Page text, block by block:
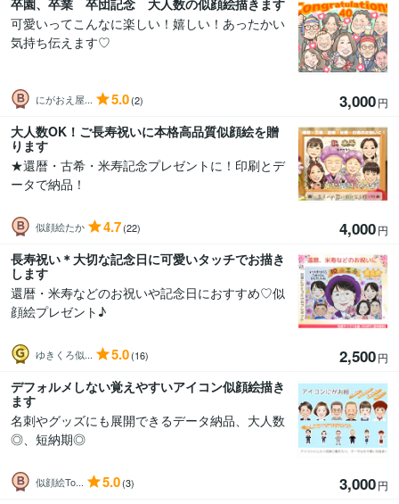
卒園、卒業 卒団記念 大人数の似顔絵描きます
可愛いってこんなに楽しい！嬉しい！あったかい
気持ち伝えます♡
にがおえ屋... 5.0(2) 3,000円
大人数OK！ご長寿祝いに本格高品質似顔絵を贈
ります
★還暦・古希・米寿記念プレゼントに！印刷とデ
ータで納品！
似顔絵たか 4.7(22) 4,000円
長寿祝い＊大切な記念日に可愛いタッチでお描き
します
還暦・米寿などのお祝いや記念日におすすめ♡似
顔絵プレゼント♪
ゆきくろ似... 5.0(16) 2,500円
デフォルメしない覚えやすいアイコン似顔絵描き
ます
名刺やグッズにも展開できるデータ納品、大人数
◎、短納期◎
似顔絵To... 5.0(3) 3,000円